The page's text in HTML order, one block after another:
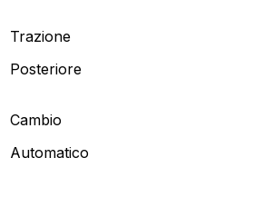
Trazione
Posteriore
Cambio
Automatico